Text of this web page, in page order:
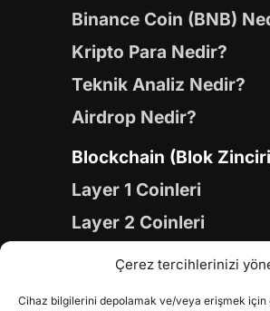
Çerez tercihlerinizi
Cihaz bilgilerini depolamak ve/veya erişmek için
Binance Coin (BNB)
Kripto Para Nedir?
Teknik Analiz Nedir?
Airdrop Nedir?
Blockchain (Blok
Layer 1 Coinleri
Layer 2 Coinleri
Yapay Zeka (AI) Coinleri